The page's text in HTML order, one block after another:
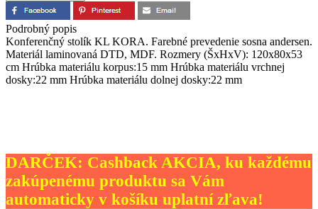
Podrobný popis
Konferenčný stolík KL KORA. Farebné prevedenie sosna andersen.
Materiál laminovaná DTD, MDF. Rozmery (ŠxHxV): 120x80x53
cm Hrúbka materiálu korpus:15 mm Hrúbka materiálu vrchnej
dosky:22 mm Hrúbka materiálu dolnej dosky:22 mm
DARČEK: Cashback AKCIA, ku každému
zakúpenému produktu sa Vám
automaticky v košíku uplatní zľava!